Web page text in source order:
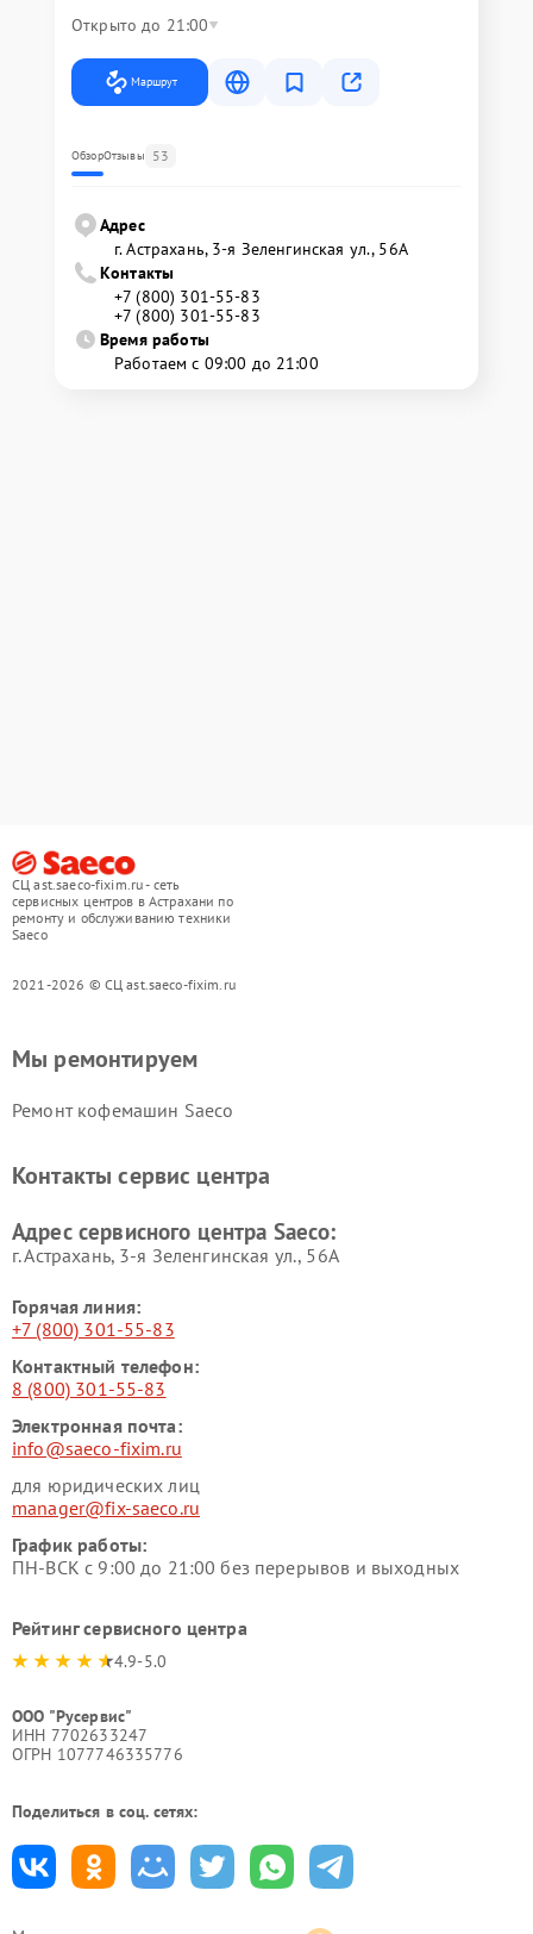
Открыто до 21:00
Маршрут
ОбзорОтзывы 53
Адрес
г. Астрахань, 3-я Зеленгинская ул., 56А
Контакты
+7 (800) 301-55-83
+7 (800) 301-55-83
Время работы
Работаем с 09:00 до 21:00
СЦ ast.saeco-fixim.ru - сеть
сервисных центров в Астрахани по
ремонту и обслуживанию техники
Saeco
2021-2026 © СЦ ast.saeco-fixim.ru
Мы ремонтируем
Ремонт кофемашин Saeco
Контакты сервис центра
Адрес сервисного центра Saeco:
г. Астрахань, 3-я Зеленгинская ул., 56А
Горячая линия:
+7 (800) 301-55-83
Контактный телефон:
8 (800) 301-55-83
Электронная почта:
info@saeco-fixim.ru
для юридических лиц
manager@fix-saeco.ru
График работы:
ПН-ВСК с 9:00 до 21:00 без перерывов и выходных
Рейтинг сервисного центра
4.9-5.0
ООО "Русервис"
ИНН 7702633247
ОГРН 1077746335776
Поделиться в соц. сетях: